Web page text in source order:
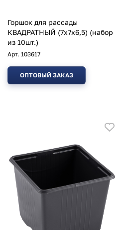
Горшок для рассады
КВАДРАТНЫЙ (7х7х6,5) (набор
из 10шт.)
Арт. 103617
ОПТОВЫЙ ЗАКАЗ